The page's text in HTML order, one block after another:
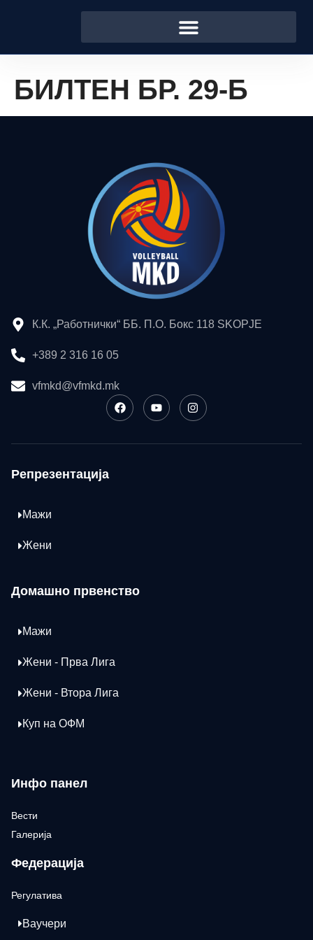
БИЛТЕН БР. 29-Б
К.К. „Работнички“ ББ. П.О. Бокс 118 SKOPJE
+389 2 316 16 05
vfmkd@vfmkd.mk
Репрезентација
Мажи
Жени
Домашно првенство
Мажи
Жени - Прва Лига
Жени - Втора Лига
Куп на ОФМ
Инфо панел
Вести
Галерија
Федерација
Регулатива
Ваучери